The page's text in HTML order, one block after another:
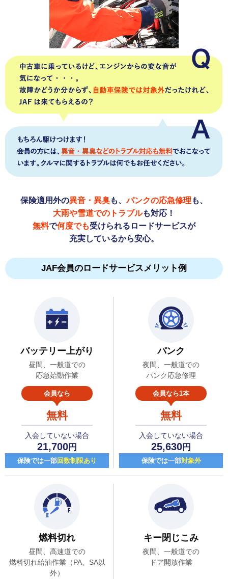
保険適用外の異音・異臭も、パンクの応急修理 も、
大雨や雪道でのトラブルも対応！
無料で何度でも受けられるロードサービスが
充実しているから安心。
JAF会員のロードサービスメリット例
バッテリー上がり
昼間、一般道での
応急始動作業
会員なら
無料
入会していない場合
21,700円
保険では一部回数制限あり
パンク
夜間、一般道での
パンク応急修理
会員なら1本
無料
入会していない場合
25,630円
保険では一部対象外
燃料切れ
昼間、高速道での
燃料切れ給油作業（PA、SA以
外）
キー閉じこみ
夜間、一般道での
ドア開放作業